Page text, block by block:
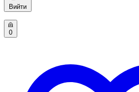
Вийти
0